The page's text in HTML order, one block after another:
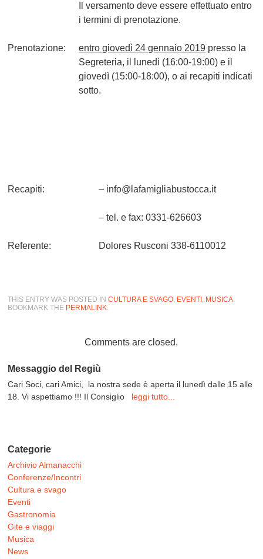
Il versamento deve essere effettuato entro
i termini di prenotazione.
Prenotazione: entro giovedì 24 gennaio 2019 presso la
Segreteria, il lunedì (16:00-19:00) e il
giovedì (15:00-18:00), o ai recapiti indicati
sotto.
Recapiti: – info@lafamigliabustocca.it
– tel. e fax: 0331-626603
Referente: Dolores Rusconi 338-6110012
THIS ENTRY WAS POSTED INCULTURA E SVAGO, EVENTI , MUSICA.
BOOKMARK THE PERMALINK.
Comments are closed.
Messaggio del Regiù
Cari Soci, cari Amici, la nostra sede è aperta il lunedì dalle 15 alle
18. Vi aspettiamo !!! Il Consiglio leggi tutto...
Categorie
Archivio Almanacchi
Conferenze/Incontri
Cultura e svago
Eventi
Gastronomia
Gite e viaggi
Musica
News